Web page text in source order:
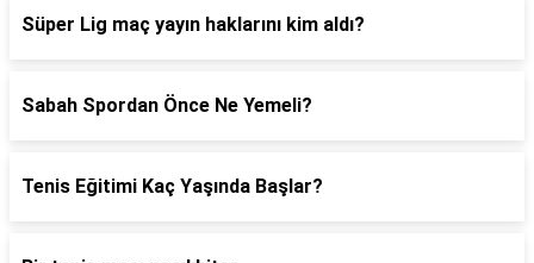
Süper Lig maç yayın haklarını kim aldı?
Sabah Spordan Önce Ne Yemeli?
Tenis Eğitimi Kaç Yaşında Başlar?